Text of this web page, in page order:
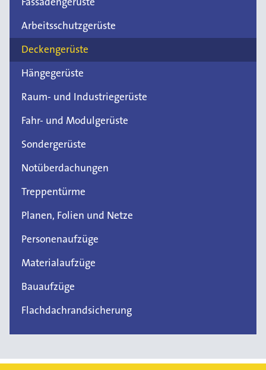
Arbeitsschutzgerüste
Deckengerüste
Hängegerüste
Raum- und Industriegerüste
Fahr- und Modulgerüste
Sondergerüste
Notüberdachungen
Treppentürme
Planen, Folien und Netze
Personenaufzüge
Materialaufzüge
Bauaufzüge
Flachdachrandsicherung